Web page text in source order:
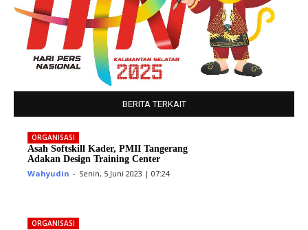
BERITA TERKAIT
ORGANISASI
Asah Softskill Kader, PMII Tangerang
Adakan Design Training Center
Wahyudin - Senin, 5 Juni 2023 | 07:24
ORGANISASI